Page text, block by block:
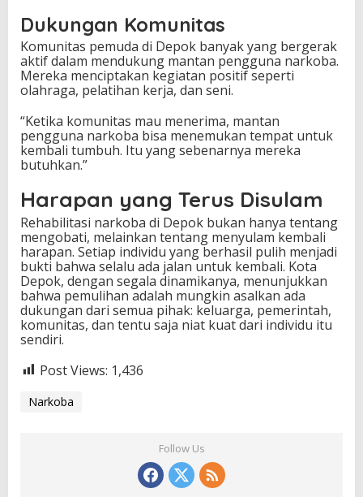
Dukungan Komunitas
Komunitas pemuda di Depok banyak yang bergerak
aktif dalam mendukung mantan pengguna narkoba.
Mereka menciptakan kegiatan positif seperti
olahraga, pelatihan kerja, dan seni.
“Ketika komunitas mau menerima, mantan
pengguna narkoba bisa menemukan tempat untuk
kembali tumbuh. Itu yang sebenarnya mereka
butuhkan.”
Harapan yang Terus Disulam
Rehabilitasi narkoba di Depok bukan hanya tentang
mengobati, melainkan tentang menyulam kembali
harapan. Setiap individu yang berhasil pulih menjadi
bukti bahwa selalu ada jalan untuk kembali. Kota
Depok, dengan segala dinamikanya, menunjukkan
bahwa pemulihan adalah mungkin asalkan ada
dukungan dari semua pihak: keluarga, pemerintah,
komunitas, dan tentu saja niat kuat dari individu itu
sendiri.
Post Views: 1,436
Narkoba
Follow Us